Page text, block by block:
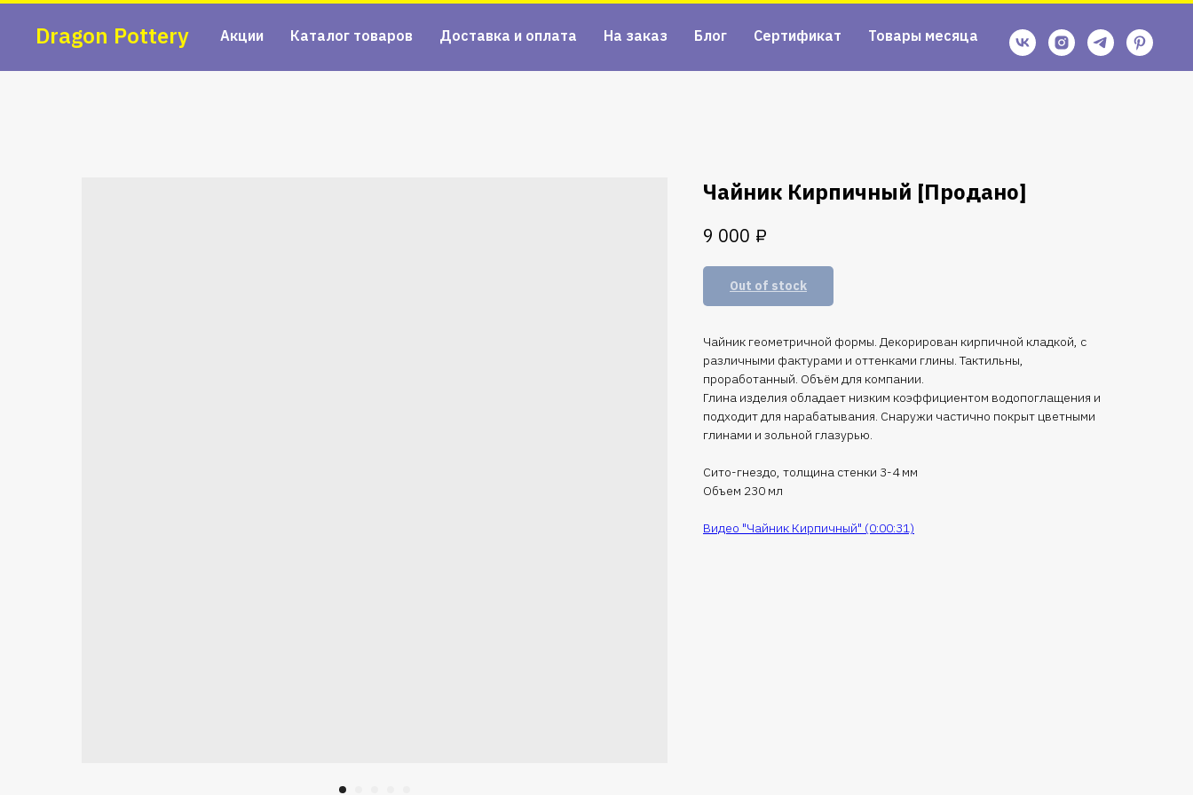
Dragon Pottery Акции Каталог товаров Доставка и оплата На заказ Блог Сертификат Товары месяца
Чайник Кирпичный [Продано]
9 000 ₽
Out of stock
Чайник геометричной формы. Декорирован кирпичной кладкой, с
различными фактурами и оттенками глины. Тактильны,
проработанный. Объём для компании.
Глина изделия обладает низким коэффициентом водопоглащения и
подходит для нарабатывания. Снаружи частично покрыт цветными
глинами и зольной глазурью.
Сито-гнездо, толщина стенки 3-4 мм
Объем 230 мл
Видео "Чайник Кирпичный" (0:00:31)